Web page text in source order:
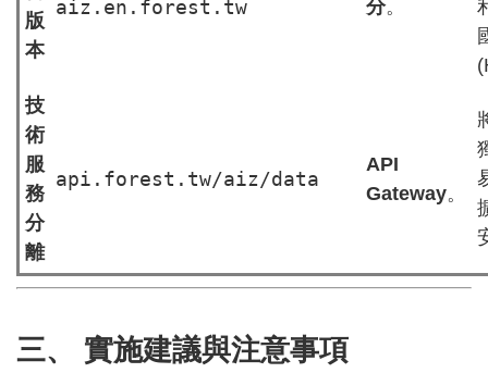
版
本
aiz.en.forest.tw
分。
技
術
服
務
分
離
api.forest.tw/aiz/data
API
Gateway。
三、 實施建議與注意事項